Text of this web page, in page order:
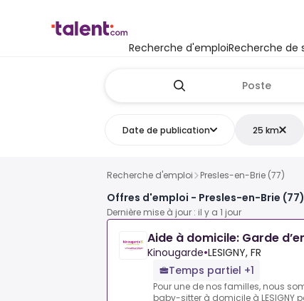
Recherche d'emploiRecherche de
Date de publication 25 km
Recherche d'emploi Presles-en-Brie (77)
Offres d'emploi - Presles-en-Brie (77)
Dernière mise à jour : il y a 1 jour
Aide à domicile: Garde
Kinougarde•LESIGNY, FR
Temps partiel +1
Pour une de nos familles, nous
baby-sitter à domicile à LESIGNY